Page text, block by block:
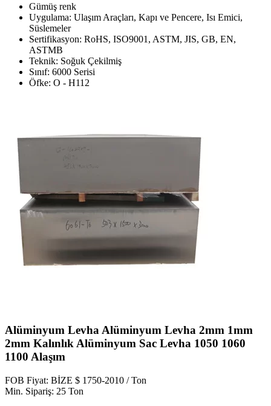
Gümüş renk
Uygulama: Ulaşım Araçları, Kapı ve Pencere, Isı Emici,
Süslemeler
Sertifikasyon: RoHS, ISO9001, ASTM, JIS, GB, EN,
ASTMB
Teknik: Soğuk Çekilmiş
Sınıf: 6000 Serisi
Öfke: O - H112
Alüminyum Levha Alüminyum Levha 2mm 1mm
2mm Kalınlık Alüminyum Sac Levha 1050 1060
1100 Alaşım
FOB Fiyat: BİZE $ 1750-2010 / Ton
Min. Sipariş: 25 Ton